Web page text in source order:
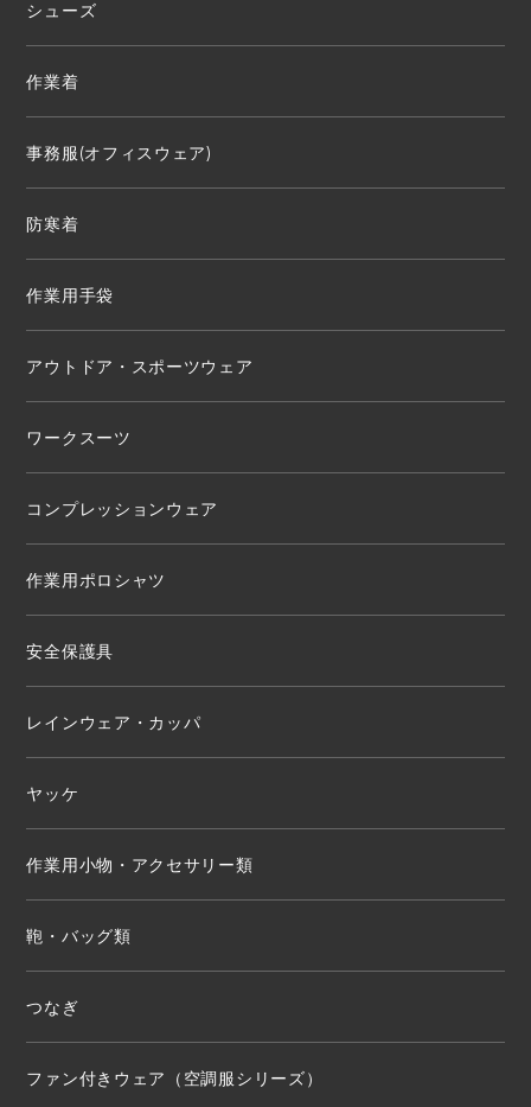
シューズ
作業着
事務服(オフィスウェア)
防寒着
作業用手袋
アウトドア・スポーツウェア
ワークスーツ
コンプレッションウェア
作業用ポロシャツ
安全保護具
レインウェア・カッパ
ヤッケ
作業用小物・アクセサリー類
鞄・バッグ類
つなぎ
ファン付きウェア（空調服シリーズ）